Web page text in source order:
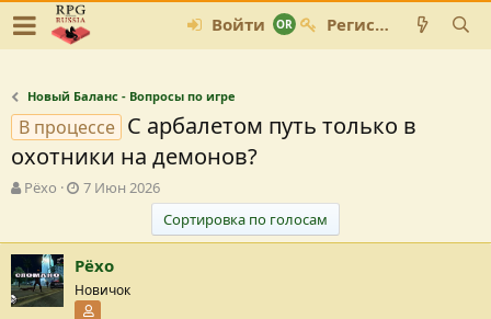
Войти Регистрация
Новый Баланс - Вопросы по игре
В процессе С арбалетом путь только в
охотники на демонов?
А
о
р
т
е
Рёхо
Д
а
с
о
з
7 Июн 2026
Сортировка по голосам
Рёхо
Новичок